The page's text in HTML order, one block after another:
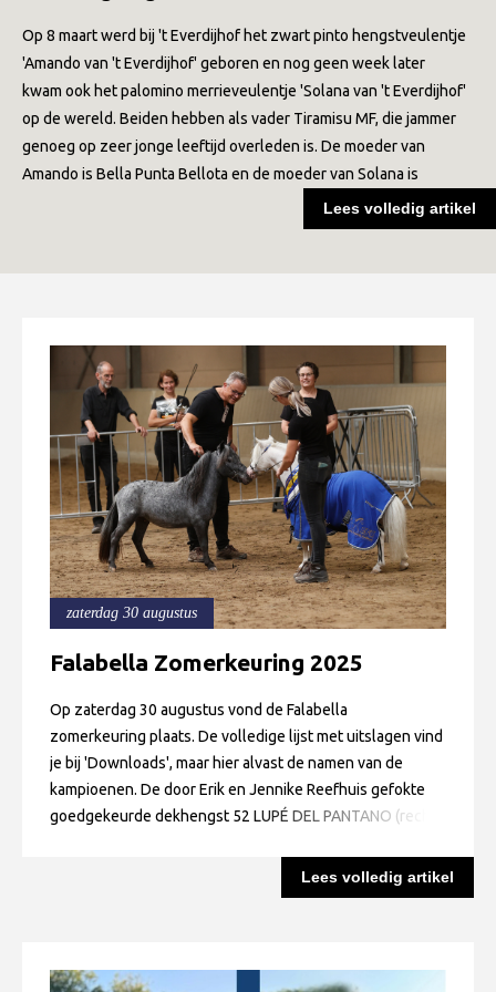
Paardenpaspoort aanvragen
Wat te doen bij verkoop van een Falabella
Registratie buitenlands paspoort
Veulenregistratie
Onze fokkerij
Fokkerij informatie
Fokprogramma
Predicaten
Informatie veulen registratie
Veulen registratie
Hengsten
EFS Hengstendatabase
EFS Database
Evenementen
EFS Keuringen
Inschrijven keuring
Keuringsresultaten
Nieuws
Op 8 maart werd bij 't Everdijhof het zwart pinto hengstveulentje
'Amando van 't Everdijhof' geboren en nog geen week later
kwam ook het palomino merrieveulentje 'Solana van 't Everdijhof'
op de wereld. Beiden hebben als vader Tiramisu MF, die jammer
genoeg op zeer jonge leeftijd overleden is. De moeder van
Amando is Bella Punta Bellota en de moeder van Solana is
Rzadkiewa F. Tamina. Daarmee is het veulenseizoen
2026 officieel geopend! Proficiat aan de trotse fokkers en
Lees volledig artikel
zaterdag 30 augustus
Falabella Zomerkeuring 2025
Op zaterdag 30 augustus vond de Falabella
zomerkeuring plaats. De volledige lijst met uitslagen vind
je bij 'Downloads', maar hier alvast de namen van de
kampioenen. De door Erik en Jennike Reefhuis gefokte
goedgekeurde dekhengst 52 LUPÉ DEL PANTANO (rechts
kampioen. Lupé is een zoon van Manuelo van de
enkhoeve en Aureliana del Pantano. 35 LÁZARO DEL
kampioen. 9 JOQUINÃ LQ kon de jury overtuigen als
Lees volledig artikel